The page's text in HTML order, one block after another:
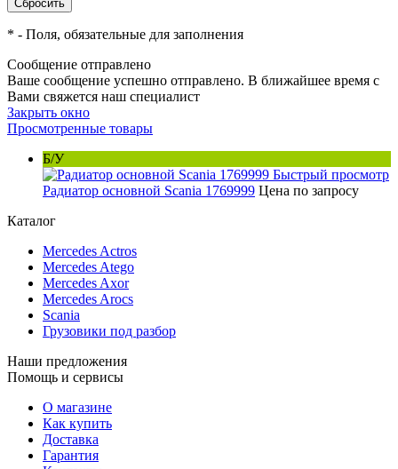
* - Поля, обязательные для заполнения
Сообщение отправлено
Ваше сообщение успешно отправлено. В ближайшее время с
Вами свяжется наш специалист
Закрыть окно
Просмотренные товары
Б/У
Быстрый просмотр
Радиатор основной Scania 1769999 Цена по запросу
Каталог
Mercedes Actros
Mercedes Atego
Mercedes Axor
Mercedes Arocs
Scania
Грузовики под разбор
Наши предложения
Помощь и сервисы
О магазине
Как купить
Доставка
Гарантия